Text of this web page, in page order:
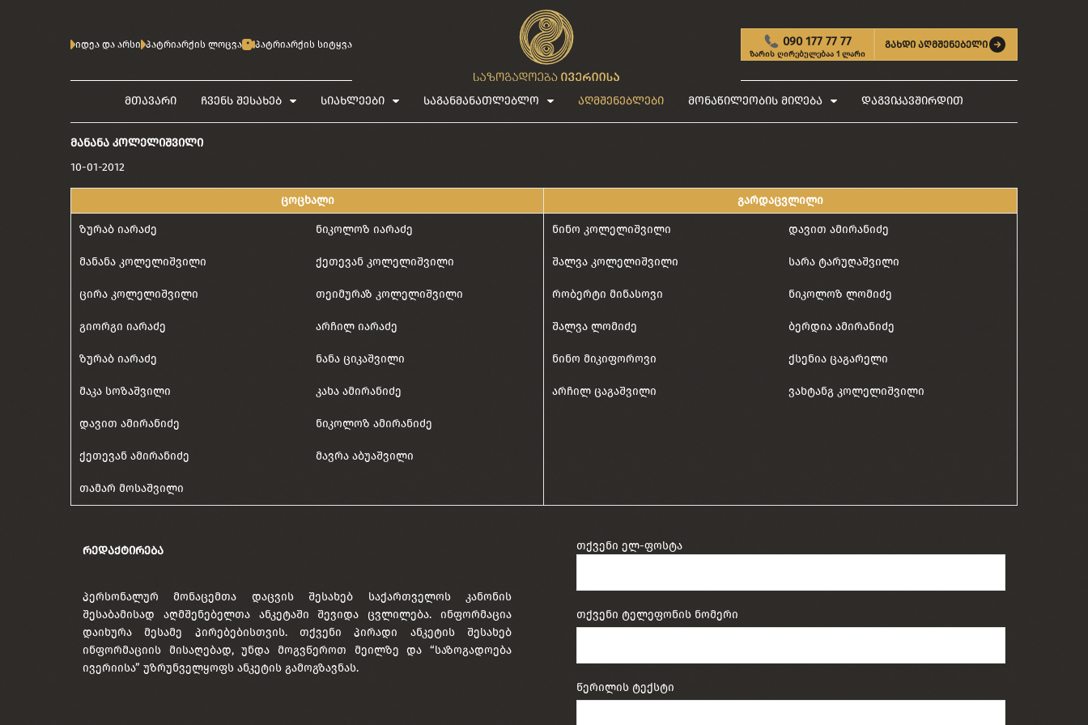
იდეა და არსი პატრიარქის ლოცვა პატრიარქის სიტყვა 090 177 77 77
ზარის ღირებულებაა 1 ლარი
გახდი აღმშენებელი
მთავარი ჩვენს შესახებ სიახლეები საგანმანათლებლო აღმშენებლები მონაწილეობის მიღება დაგვიკავშირდით
ᲛᲐᲜᲐᲜᲐ ᲙᲝᲚᲔᲚᲘᲨᲕᲘᲚᲘ
10-01-2012
ცოცხალი
ზურაბ იარაძე ნიკოლოზ იარაძე
მანანა კოლელიშვილი ქეთევან კოლელიშვილი
ცირა კოლელიშვილი თეიმურაზ კოლელიშვილი
გიორგი იარაძე არჩილ იარაძე
ზურაბ იარაძე ნანა ციკაშვილი
მაკა სოზაშვილი კახა ამირანიძე
დავით ამირანიძე ნიკოლოზ ამირანიძე
ქეთევან ამირანიძე მავრა აბუაშვილი
თამარ მოსაშვილი
გარდაცვლილი
ნინო კოლელიშვილი დავით ამირანიძე
შალვა კოლელიშვილი სარა ტარუღაშვილი
რობერტი მინასოვი ნიკოლოზ ლომიძე
შალვა ლომიძე ბერდია ამირანიძე
ნინო მიკიფოროვი ქსენია ცაგარელი
არჩილ ცაგაშვილი ვახტანგ კოლელიშვილი
ᲠᲔᲓᲐᲥᲢᲘᲠᲔᲑᲐ
პერსონალურ მონაცემთა დაცვის შესახებ საქართველოს კანონის
შესაბამისად აღმშენებელთა ანკეტაში შევიდა ცვლილება. ინფორმაცია
დაიხურა მესამე პირებებისთვის. თქვენი პირადი ანკეტის შესახებ
ინფორმაციის მისაღებად, უნდა მოგვწეროთ მეილზე და “საზოგადოება
ივერიისა” უზრუნველყოფს ანკეტის გამოგზავნას.
თქვენი ელ-ფოსტა
თქვენი ტელეფონის ნომერი
წერილის ტექსტი